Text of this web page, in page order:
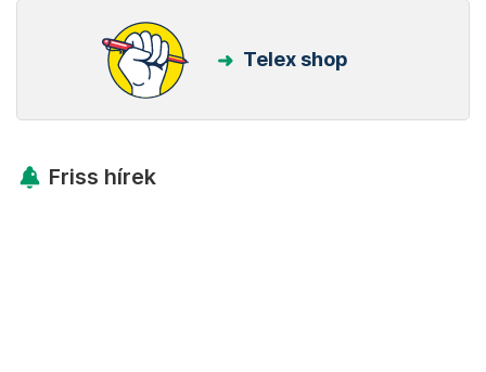
Telex shop
Friss hírek